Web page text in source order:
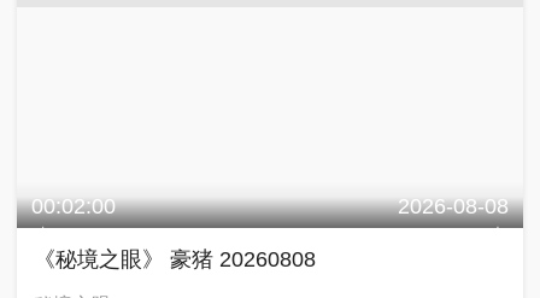
00:02:00 2026-08-08
《秘境之眼》 豪猪 20260808